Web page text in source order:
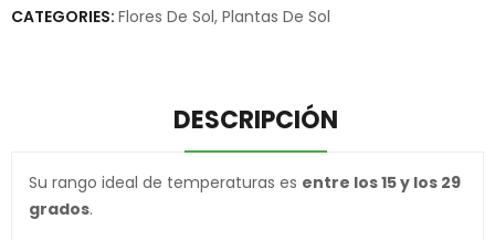
CATEGORIES: Flores De Sol, Plantas De Sol
DESCRIPCIÓN
Su rango ideal de temperaturas es entre los 15 y los 29
grados.